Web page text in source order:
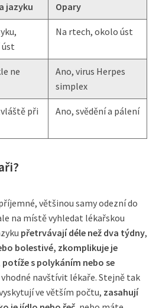
jazyku Opary
Na rtech, okolo úst
ne
Ano, virus Herpes
simplex
při
Ano, svědění a pálení
většinou samy odezní do
na místě vyhledat lékařskou
přetrvávají déle než dva týdny,
bolestivé, zkomplikuje je
s polykáním nebo se
vhodné navštívit lékaře. Stejně tak
ve větším počtu, zasahují